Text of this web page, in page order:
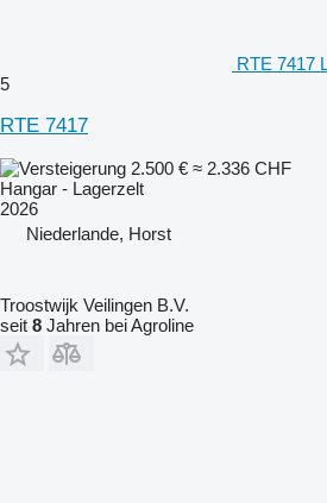
RTE 7417
5
RTE 7417
2.500 € ≈ 2.336 CHF
Hangar - Lagerzelt
2026
Niederlande, Horst
Troostwijk Veilingen B.V.
seit 8 Jahren bei Agroline